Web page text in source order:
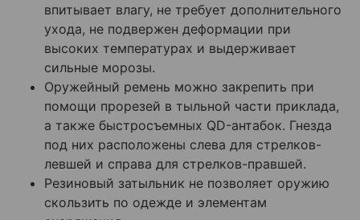
впитывает влагу, не требует дополнительного
ухода, не подвержен деформации при
высоких температурах и выдерживает
сильные морозы.
Оружейный ремень можно закрепить при
помощи прорезей в тыльной части приклада,
а также быстросъемных QD-антабок. Гнезда
под них расположены слева для стрелков-
левшей и справа для стрелков-правшей.
Резиновый затыльник не позволяет оружию
скользить по одежде и элементам